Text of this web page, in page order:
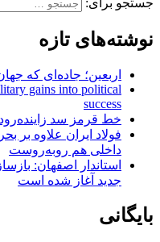
جستجو برای:
نوشته‌های تازه
اربعین؛ جاده‌ای که
gains into political
success
خط قرمز سد زاینده‌رود، ۲۳۶ میلیون مترمکعب
فولاد ایران علاوه بر
داخلی هم روبه‌روست
استاندار اصفهان:
جدید آغاز شده است
بایگانی